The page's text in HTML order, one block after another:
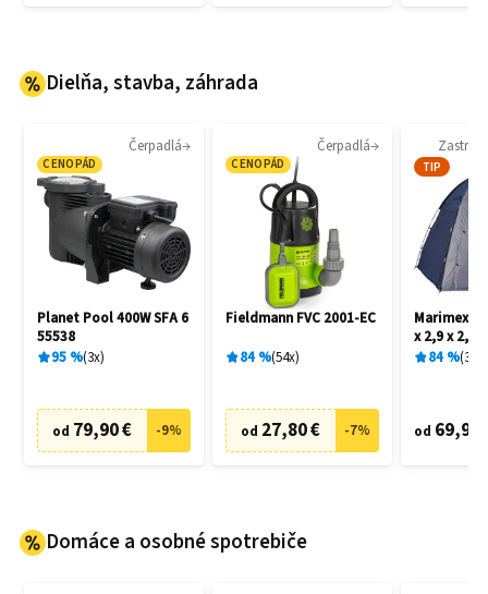
Dielňa, stavba, záhrada
Čerpadlá
CENOPÁD
Planet Pool 400W SFA 6
55538
95% 3x
od 79,90 € -9%
Čerpadlá
CENOPÁD
Fieldmann FVC 2001-EC
84% 54x
od 27,80 € -7%
TIP
Marimex
x 2,9 x 2,2
84% 3
od 69,90
Domáce a osobné spotrebiče